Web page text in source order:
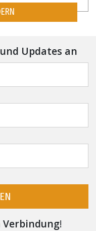
Updates an
Verbindung!